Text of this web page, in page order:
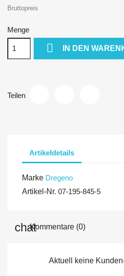
Bruttopreis
Menge
 IN DEN
Teilen
Artikeldetails
Marke Dregeno
Artikel-Nr. 07-195-845-5
Kommentare (0)
Aktuell keine